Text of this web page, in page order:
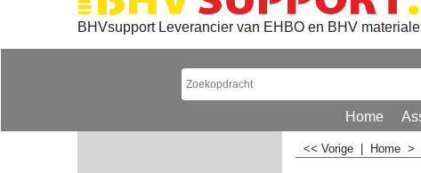
BHVsupport Leverancier van EHBO en BHV
Home
<< Vorige Home >